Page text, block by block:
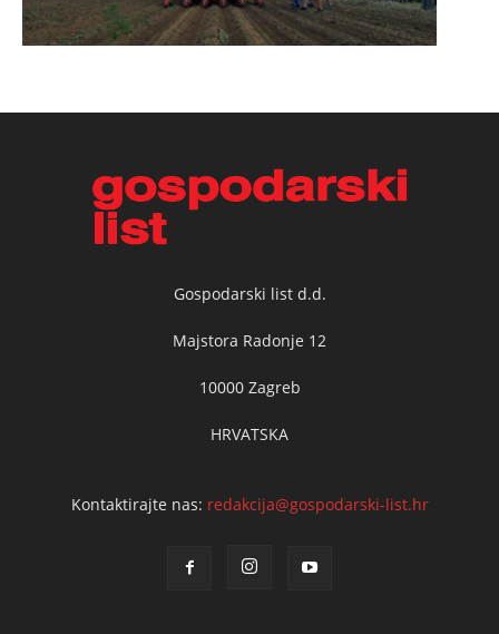
Gospodarski list d.d.
Majstora Radonje 12
10000 Zagreb
HRVATSKA
Kontaktirajte nas: redakcija@gospodarski-list.hr